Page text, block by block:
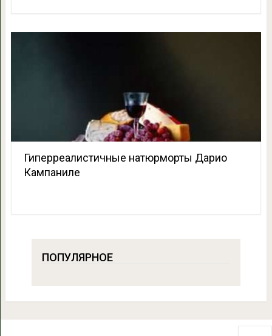
Гиперреалистичные натюрморты Дарио
Кампаниле
ПОПУЛЯРНОЕ